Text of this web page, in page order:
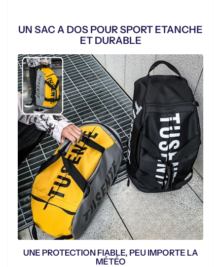
UN SAC A DOS POUR SPORT ETANCHE
ET DURABLE
UNE PROTECTION FIABLE, PEU IMPORTE LA
MÉTÉO